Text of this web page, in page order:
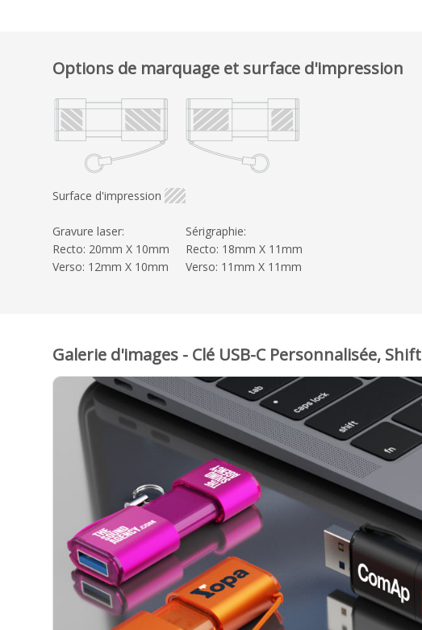
Options de marquage et surface d'impression
Surface d'impression
Gravure laser:
Recto: 20mm X 10mm
Verso: 12mm X 10mm
Sérigraphie:
Recto: 18mm X 11mm
Verso: 11mm X 11mm
Galerie d'images - Clé USB-C Personnalisée, Shift